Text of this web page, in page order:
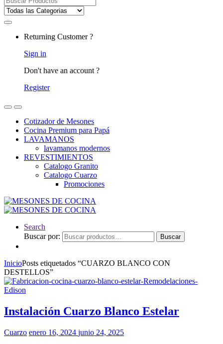
Returning Customer ?
Sign in
Don't have an account ?
Register
Cotizador de Mesones
Cocina Premium para Papá
LAVAMANOS
lavamanos modernos
REVESTIMIENTOS
Catalogo Granito
Catalogo Cuarzo
Promociones
Search
Buscar por:
Buscar
InicioPosts etiquetados “CUARZO BLANCO CON
DESTELLOS”
Instalación Cuarzo Blanco Estelar
Cuarzo enero 16, 2024 junio 24, 2025